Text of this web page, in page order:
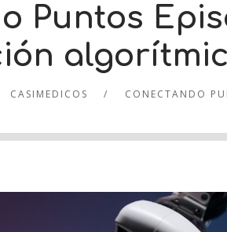
Puntos
CASIMEDICOS CONECTANDO